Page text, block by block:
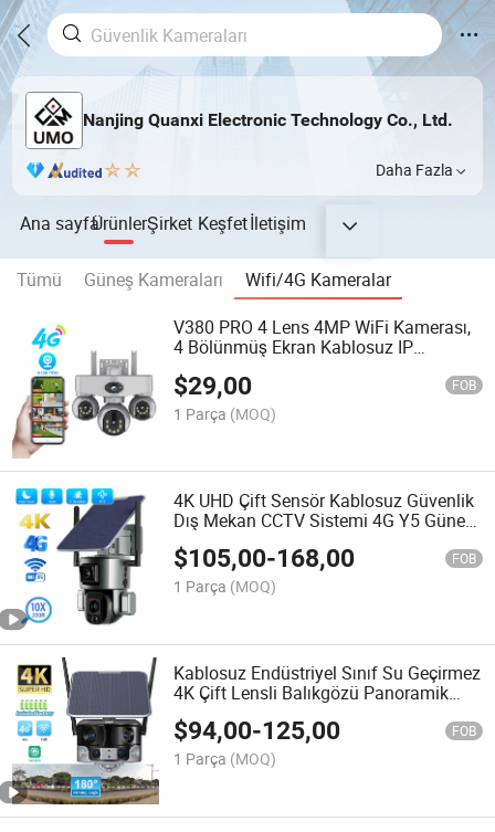
Nanjing Quanxi Electronic Technology Co., Ltd.
Daha Fazla
Ana sayfaÜrünlerŞirket Keşfetİletişim
Tümü Güneş Kameraları
Wifi/4G Kameralar
V380 PRO 4 Lens 4MP WiFi Kamerası,
4 Bölünmüş Ekran Kablosuz IP
Gece Görüşü
$29,00 FOB
1 Parça (MOQ)
4K UHD Çift Sensör Kablosuz Güvenlik
Dış Mekan CCTV Sistemi 4G Y5 Güneş
Enerjili PTZ Kamera
$105,00-168,00 FOB
1 Parça (MOQ)
Kablosuz Endüstriyel Sınıf Su Geçirmez
4K Çift Lensli Balıkgözü Panoramik
Renkli Gece Görüşlü PTZ WiFi CCTV
Güneş Enerjili Güvenlik Kamerası
$94,00-125,00 FOB
1 Parça (MOQ)